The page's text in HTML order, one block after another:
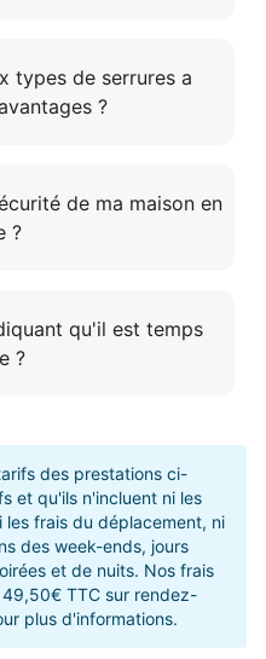
types de serrures a
?
de ma maison en
?
qu'il est temps
?
des prestations ci-
et qu'ils n'incluent ni les
frais du déplacement, ni
des week-ends, jours
et de nuits. Nos frais
TTC sur rendez-
plus d'informations.